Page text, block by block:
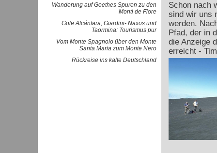
Wanderung auf Goethes Spuren zu den
Monti de Fiore
Gole Alcántara, Giardini- Naxos und
Taormina: Tourismus pur
Vom Monte Spagnolo über den Monte
Santa Maria zum Monte Nero
Rückreise ins kalte Deutschland
Schon nach
sind wir uns
werden.
Pfad, der in
die Anzeige
erreicht -